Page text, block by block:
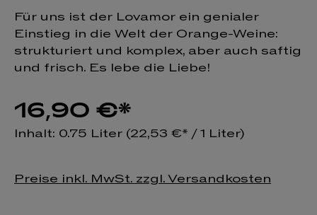
Für uns ist der Lovamor ein genialer
Einstieg in die Welt der Orange-Weine:
strukturiert und komplex, aber auch saftig
und frisch. Es lebe die Liebe!
16,90 €*
Inhalt: 0.75 Liter (22,53 €* / 1 Liter)
Preise inkl. MwSt. zzgl. Versandkosten